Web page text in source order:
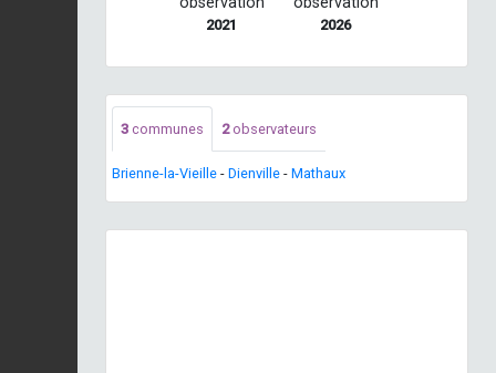
2021 2026
3 communes 2observateurs
Brienne-la-Vieille - Dienville - Mathaux